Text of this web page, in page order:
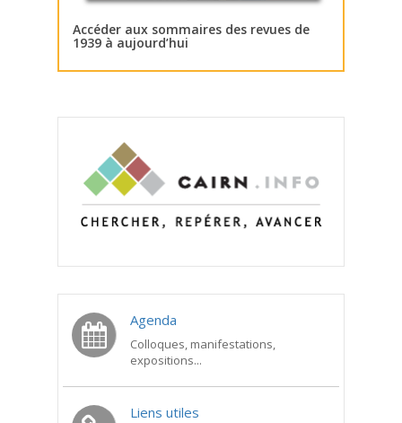
Accéder aux sommaires des revues de
1939 à aujourd’hui
Agenda
Colloques, manifestations,
expositions...
Liens utiles